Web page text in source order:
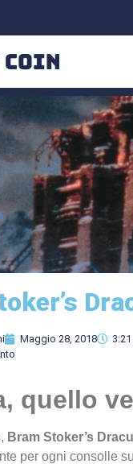
Maggio 28, 2018
quello
, Bram Stoker’s
per ogni consolle